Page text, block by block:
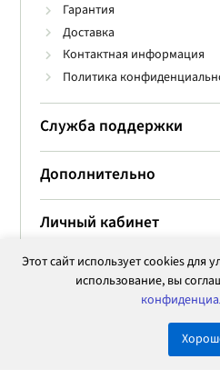
Гарантия
Доставка
Контактная информация
Политика
Служба поддержки
Дополнительно
Личный кабинет
Этот сайт использует cookies
использование, вы